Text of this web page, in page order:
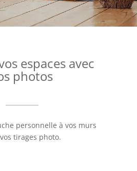
espaces avec
photos
personnelle à vos murs
tirages photo.